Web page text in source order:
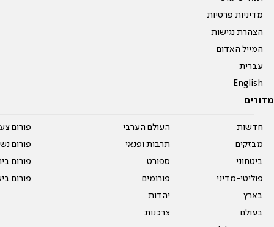
מדיניות פרטיות
הצהרת נגישות
המייל האדום
עברית
English
מדורים
חדשות
מבזקים
ביטחוני
פוליטי-מדיני
בארץ
בעולם
העולם הערבי
תרבות ופנאי
ספורט
פורומים
יהדות
צרכנות
פורום
פורום
פורום
פורום